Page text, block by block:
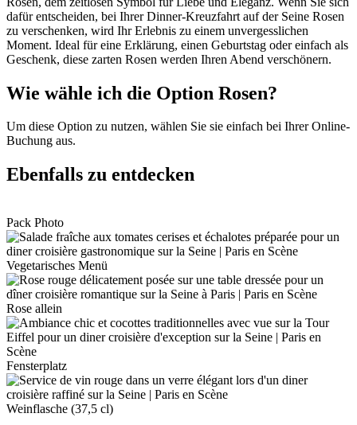
dafür entscheiden, bei Ihrer Dinner-Kreuzfahrt auf der Seine Rosen
zu verschenken, wird Ihr Erlebnis zu einem unvergesslichen
Moment. Ideal für eine Erklärung, einen Geburtstag oder einfach als
Geschenk, diese zarten Rosen werden Ihren Abend verschönern.
Wie wähle ich die Option Rosen?
Um diese Option zu nutzen, wählen Sie sie einfach bei Ihrer Online-
Buchung aus.
Ebenfalls zu entdecken
Pack Photo
Vegetarisches Menü
Rose allein
Fensterplatz
Weinflasche (37,5 cl)